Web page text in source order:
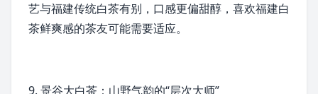
艺与福建传统白茶有别，口感更偏甜醇，喜欢福建白
茶鲜爽感的茶友可能需要适应。
9. 景谷大白茶 ：山野气韵的“层次大师”